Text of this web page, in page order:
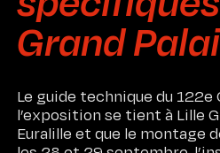
Recrutement
Grand
Le guide technique du
l’exposition se tient à Lille
Euralille et que le montage